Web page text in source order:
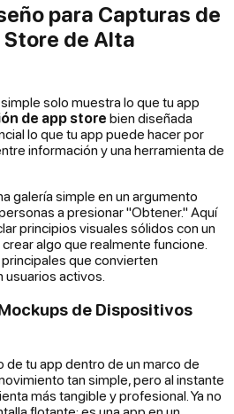
para Capturas de
Store de Alta
solo muestra lo que tu app
de app store bien diseñada
lo que tu app puede hacerpor
información y una herramienta de
galería simple en un argumento
a presionar "Obtener." Aquí
principios visuales sólidos con un
algo que realmente funcione.
que convierten
activos.
de Dispositivos
de tu app dentro de un marco de
tan simple, pero al instante
más tangible y profesional. Ya no